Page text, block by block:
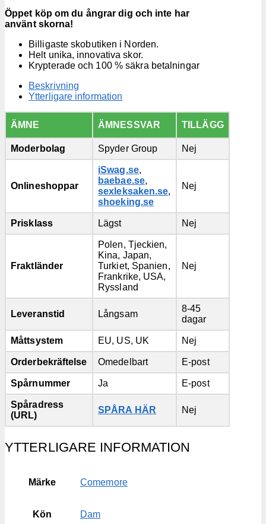
Öppet köp om du ångrar dig och inte har
använt skorna!
Billigaste skobutiken i Norden.
Helt unika, innovativa skor.
Krypterade och 100 % säkra betalningar
Beskrivning
Ytterligare information
ÄMNE ÄMNESSVAR TILLÄGG
Moderbolag Spyder Group Nej
Onlineshoppar
iSwag.se,
baebae.se,
sexleksaken.se,
shoeking.se
Nej
Prisklass Lägst Nej
Fraktländer
Polen, Tjeckien,
Kina, Japan,
Turkiet, Spanien,
Frankrike, USA,
Ryssland
Nej
Leveranstid Långsam
8-45
dagar
Måttsystem EU, US, UK Nej
Orderbekräftelse Omedelbart E-post
Spårnummer Ja E-post
Spåradress
(URL)
SPÅRA HÄR Nej
YTTERLIGARE INFORMATION
Märke Comemore
Kön Dam